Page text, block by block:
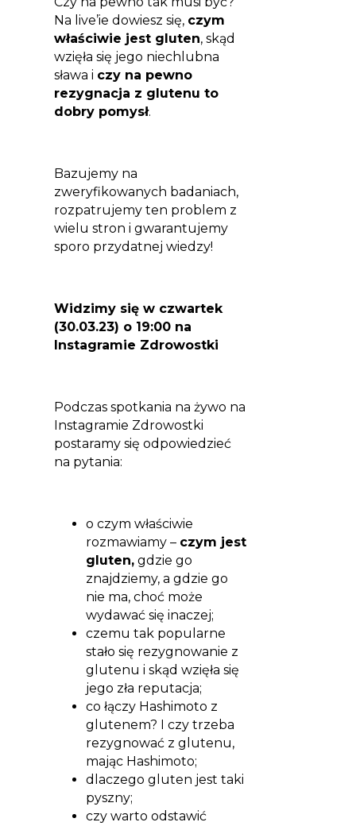
Na live’ie dowiesz się, czym
właściwie jest gluten, skąd
wzięła się jego niechlubna
sława i czy na pewno
rezygnacja z glutenu to
dobry pomysł.
Bazujemy na
zweryfikowanych badaniach,
rozpatrujemy ten problem z
wielu stron i gwarantujemy
sporo przydatnej wiedzy!
Widzimy się w czwartek
(30.03.23) o 19:00 na
Instagramie Zdrowostki
Podczas spotkania na żywo na
Instagramie Zdrowostki
postaramy się odpowiedzieć
na pytania:
o czym właściwie
rozmawiamy – czym jest
gluten, gdzie go
znajdziemy, a gdzie go
nie ma, choć może
wydawać się inaczej;
czemu tak popularne
stało się rezygnowanie z
glutenu i skąd wzięła się
jego zła reputacja;
co łączy Hashimoto z
glutenem? I czy trzeba
rezygnować z glutenu,
mając Hashimoto;
dlaczego gluten jest taki
pyszny;
czy warto odstawić